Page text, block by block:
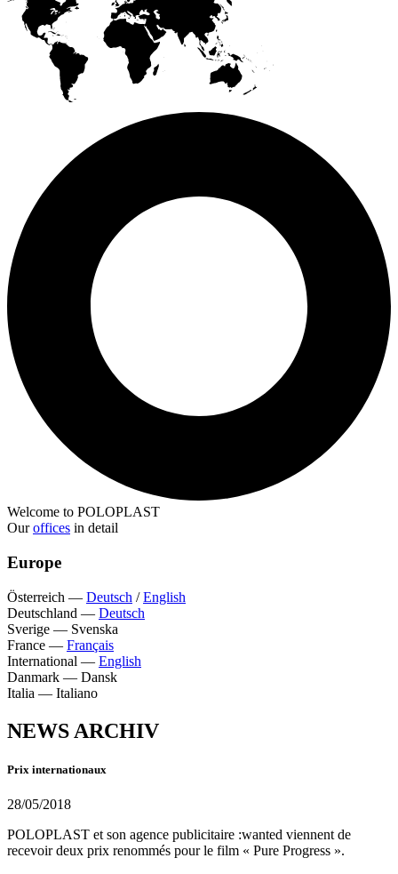
Welcome to POLOPLAST
Ouroffices in detail
Europe
Österreich — Deutsch /English
Deutschland — Deutsch
Sverige — Svenska
France — Français
International — English
Danmark — Dansk
Italia — Italiano
NEWS ARCHIV
Prix internationaux
28/05/2018
POLOPLAST et son agence publicitaire :wanted viennent de
recevoir deux prix renommés pour le film « Pure Progress ».